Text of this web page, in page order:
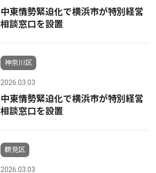
中東情勢緊迫化で横浜市が特別経営
相談窓口を設置
神奈川区
2026.03.03
中東情勢緊迫化で横浜市が特別経営
相談窓口を設置
鶴見区
2026.03.03